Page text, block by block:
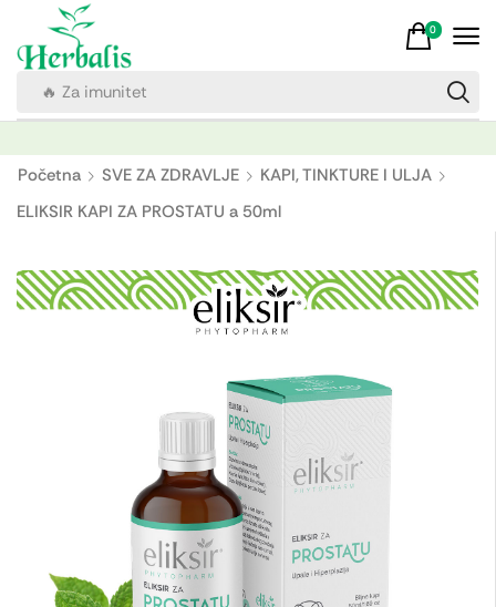
🔥 Za imunitet
0
Početna SVE ZA ZDRAVLJE
KAPI, TINKTURE I ULJA
ELIKSIR KAPI ZA PROSTATU a 50ml